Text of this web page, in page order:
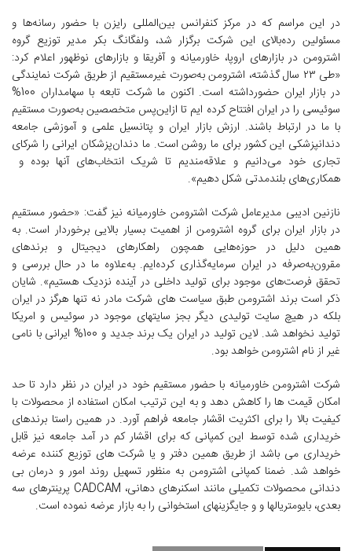
در این مراسم که در مرکز کنفرانس بین‌المللی رایزن با حضور رسانه‌ها و
مسئولین رده‌بالای این شرکت برگزار شد، ولفگانگ بکر مدیر توزیع گروه
اشترومن در بازارهای اروپا، خاورمیانه و آفریقا و بازارهای نوظهور اعلام کرد:
«طی ۲۳ سال گذشته، اشترومن به‌صورت غیرمستقیم از طریق شرکت نمایندگی
در بازار ایران حضورداشته است. اکنون ما شرکت تابعه با سهامداران 100%
سوئیسی را در ایران افتتاح کرده ایم تا ازاین‌پس متخصصین به‌صورت مستقیم
با ما در ارتباط باشند. ارزش بازار ایران و پتانسیل علمی و آموزشی جامعه
دندانپزشکی این کشور برای ما روشن است. ما دندان‌پزشکان ایرانی را شرکای
تجاری خود می‌دانیم و علاقه‌مندیم تا شریک انتخاب‌های آنها بوده و
همکاری‌های بلندمدتی شکل دهیم».
نازنین ادیبی مدیرعامل شرکت اشترومن خاورمیانه نیز گفت: «حضور مستقیم
در بازار ایران برای گروه اشترومن از اهمیت بسیار بالایی برخوردار است. به
همین دلیل در حوزه‌هایی همچون راهکارهای دیجیتال و برندهای
مقرون‌به‌صرفه در ایران سرمایه‌گذاری کرده‌ایم. به‌علاوه ما در حال بررسی و
تحقق فرصت‌های موجود برای تولید داخلی در آینده نزدیک هستیم». شایان
ذکر است برند اشترومن طبق سیاست های شرکت مادر نه تنها هرگز در ایران
بلکه در هیچ سایت تولیدی دیگر بجز سایتهای موجود در سوئیس و امریکا
تولید نخواهد شد. لاین تولید در ایران یک برند جدید و 100% ایرانی با نامی
غیر از نام اشترومن خواهد بود.
شرکت اشترومن خاورمیانه با حضور مستقیم خود در ایران در نظر دارد تا حد
امکان قیمت ها را کاهش دهد و به این ترتیب امکان استفاده از محصولات با
کیفیت بالا را برای اکثریت اقشار جامعه فراهم آورد. در همین راستا برندهای
خریداری شده توسط این کمپانی که برای اقشار کم در آمد جامعه نیز قابل
خریداری می باشد از طریق همین دفتر و یا شرکت های توزیع کننده عرضه
خواهد شد. ضمنا کمپانی اشترومن به منظور تسهیل روند امور و درمان بی
دندانی محصولات تکمیلی مانند اسکنرهای دهانی، CADCAM پرینترهای سه
بعدی، بایومتریالها و و جایگزینهای استخوانی را به بازار عرضه نموده است.